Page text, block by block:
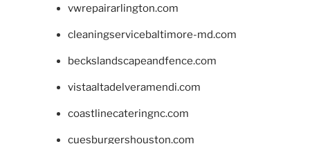
vwrepairarlington.com
cleaningservicebaltimore-md.com
beckslandscapeandfence.com
vistaaltadelveramendi.com
coastlinecateringnc.com
cuesburgershouston.com